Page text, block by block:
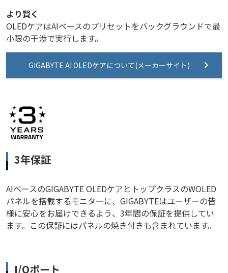
より賢く​
OLEDケアはAIベースのプリセットをバックグラウンドで最
小限の干渉で実行します。
GIGABYTE AI OLEDケアについて(メーカーサイト)
3年保証
AIベースのGIGABYTE OLEDケアとトップクラスのWOLED
パネルを搭載するモニターに、GIGABYTEはユーザーの皆
様に安心をお届けできるよう、3年間の保証を提供してい
ます。この保証にはパネルの焼き付きも含まれています。
I/Oポート